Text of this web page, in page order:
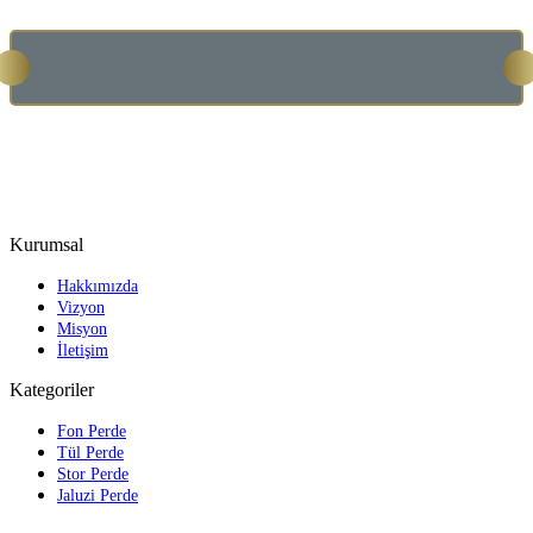
Kurumsal
Hakkımızda
Vizyon
Misyon
İletişim
Kategoriler
Fon Perde
Tül Perde
Stor Perde
Jaluzi Perde